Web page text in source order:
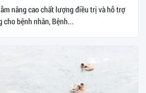
nâng cao chất lượng điều trị và hỗ trợ
cho bệnh nhân, Bệnh...